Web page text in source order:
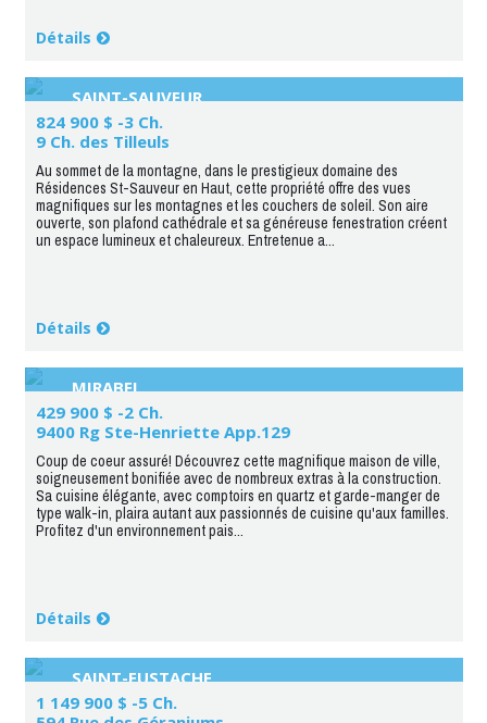
Détails
SAINT-SAUVEUR
824 900 $ -3 Ch.
9 Ch. des Tilleuls
Au sommet de la montagne, dans le prestigieux domaine des
Résidences St-Sauveur en Haut, cette propriété offre des vues
magnifiques sur les montagnes et les couchers de soleil. Son aire
ouverte, son plafond cathédrale et sa généreuse fenestration créent
un espace lumineux et chaleureux. Entretenue a...
Détails
MIRABEL
429 900 $ -2 Ch.
9400 Rg Ste-Henriette App.129
Coup de coeur assuré! Découvrez cette magnifique maison de ville,
soigneusement bonifiée avec de nombreux extras à la construction.
Sa cuisine élégante, avec comptoirs en quartz et garde-manger de
type walk-in, plaira autant aux passionnés de cuisine qu'aux familles.
Profitez d'un environnement pais...
Détails
SAINT-EUSTACHE
1 149 900 $ -5 Ch.